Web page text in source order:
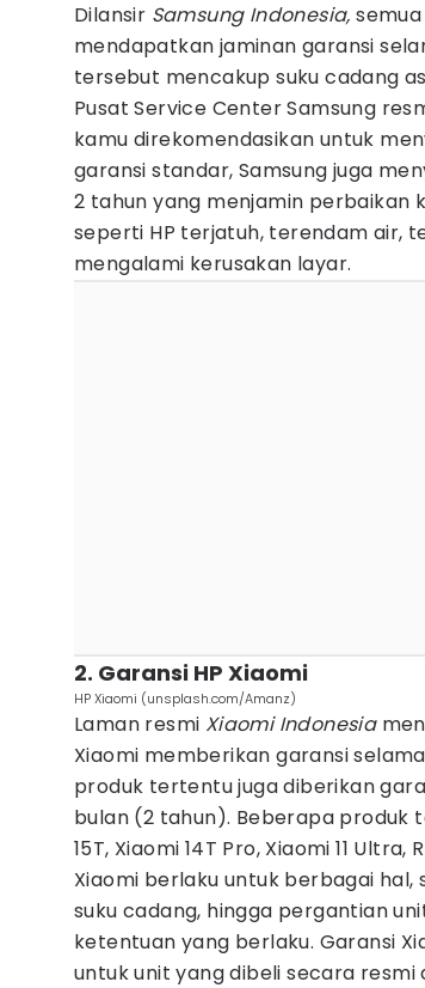
Dilansir Samsung Indonesia,semua
mendapatkan jaminan garansi
tersebut mencakup suku cadang
Pusat Service Center Samsung
kamu direkomendasikan untuk
garansi standar, Samsung juga
2 tahun yang menjamin perbaikan
seperti HP terjatuh, terendam air,
mengalami kerusakan layar.
2. Garansi HP Xiaomi
HP Xiaomi (unsplash.com/Amanz)
Laman resmi Xiaomi Indonesia
Xiaomi memberikan garansi
produk tertentu juga diberikan
bulan (2 tahun). Beberapa produk
15T, Xiaomi 14T Pro, Xiaomi 11
Xiaomi berlaku untuk berbagai
suku cadang, hingga pergantian
ketentuan yang berlaku. Garansi
untuk unit yang dibeli secara resmi